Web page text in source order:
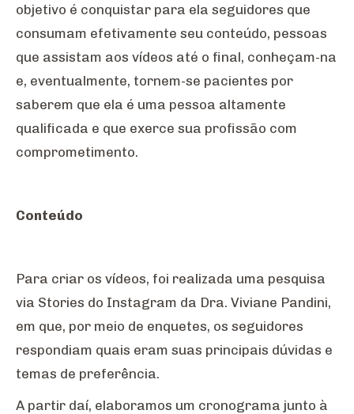
objetivo é conquistar para ela seguidores que
consumam efetivamente seu conteúdo, pessoas
que assistam aos vídeos até o final, conheçam-na
e, eventualmente, tornem-se pacientes por
saberem que ela é uma pessoa altamente
qualificada e que exerce sua profissão com
comprometimento.
Conteúdo
Para criar os vídeos, foi realizada uma pesquisa
via Stories do Instagram da Dra. Viviane Pandini,
em que, por meio de enquetes, os seguidores
respondiam quais eram suas principais dúvidas e
temas de preferência.
A partir daí, elaboramos um cronograma junto à